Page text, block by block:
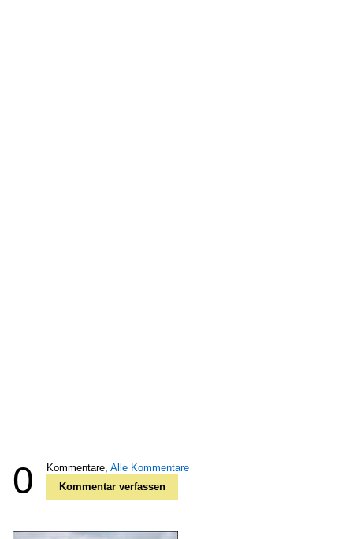
0 Kommentare, Alle Kommentare
Kommentar verfassen